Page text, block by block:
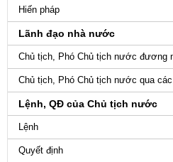
Hiến pháp
Lãnh đạo nhà nước
Chủ tịch, Phó Chủ tịch nước đương
Chủ tịch, Phó Chủ tịch nước qua
Lệnh, QĐ của Chủ tịch nước
Lệnh
Quyết định